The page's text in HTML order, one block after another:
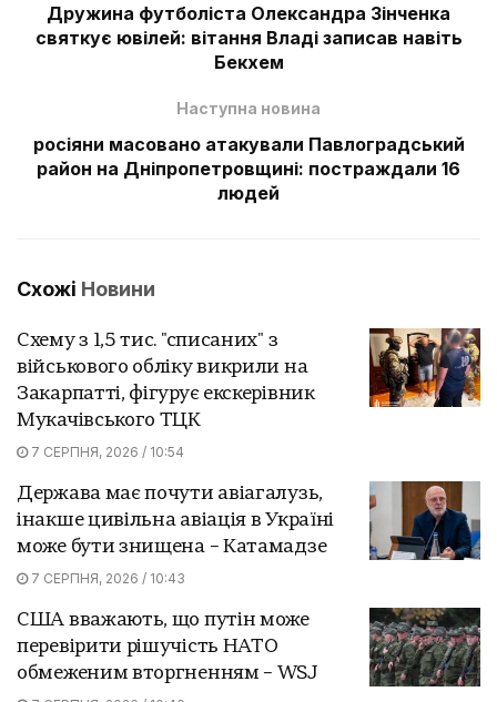
Дружина футболіста Олександра Зінченка
святкує ювілей: вітання Владі записав навіть
Бекхем
Наступна новина
росіяни масовано атакували Павлоградський
район на Дніпропетровщині: постраждали 16
людей
Схожі Новини
Схему з 1,5 тис. "списаних" з
військового обліку викрили на
Закарпатті, фігурує екскерівник
Мукачівського ТЦК
7 СЕРПНЯ, 2026 / 10:54
Держава має почути авіагалузь,
інакше цивільна авіація в Україні
може бути знищена – Катамадзе
7 СЕРПНЯ, 2026 / 10:43
США вважають, що путін може
перевірити рішучість НАТО
обмеженим вторгненням – WSJ